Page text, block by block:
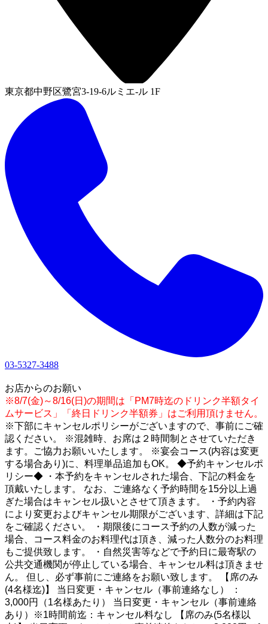
東京都中野区鷺宮3-19-6ルミエ-ル 1F
03-5327-3488
お店からのお願い
※8/7(金)～8/16(日)の期間は「PM7時迄のドリンク半額タイ
ムサービス」「終日ドリンク半額券」はご利用頂けません。
※下部にキャンセルポリシーがございますので、事前にご確
認ください。 ※混雑時、お席は２時間制とさせていただき
ます。ご協力お願いいたします。 ※宴会コース(内容は変更
する場合あり)に、料理単品追加もOK。 ◆予約キャンセルポ
リシー◆ ・本予約をキャンセルされた場合、下記の料金を
頂戴いたします。 なお、ご連絡なく予約時間を15分以上過
ぎた場合はキャンセル扱いとさせて頂きます。 ・予約内容
により変更およびキャンセル期限がございます、詳細は下記
をご確認ください。 ・期限後にコース予約の人数が減った
場合、コース料金のお料理代は頂き、減った人数分のお料理
もご提供致します。 ・自然災害等などで予約日に最寄駅の
公共交通機関が停止している場合、キャンセル料は頂きませ
ん。 但し、必ず事前にご連絡をお願い致します。 【席のみ
(4名様迄)】 当日変更・キャンセル（事前連絡なし） ：
3,000円（1名様あたり） 当日変更・キャンセル（事前連絡
あり）※1時間前迄：キャンセル料なし 【席のみ(5名様以